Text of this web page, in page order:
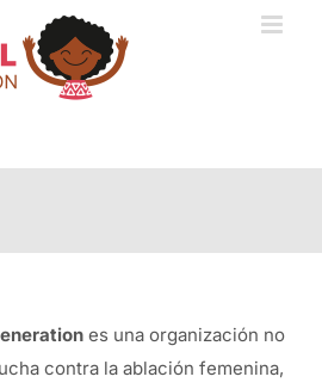
es una organización no
contra la ablación femenina,